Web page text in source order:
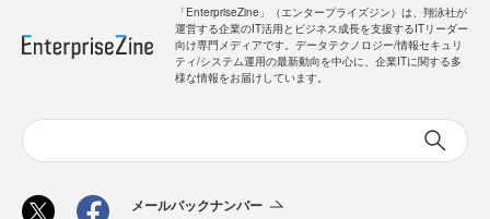
「EnterpriseZine」（エンタープライズジン）は、翔泳社が
運営する企業のIT活用とビジネス成長を支援するITリーダー
向け専門メディアです。データテクノロジー/情報セキュリ
ティ/システム運用の最新動向を中心に、企業ITに関する多
様な情報をお届けしています。
メールバックナンバー